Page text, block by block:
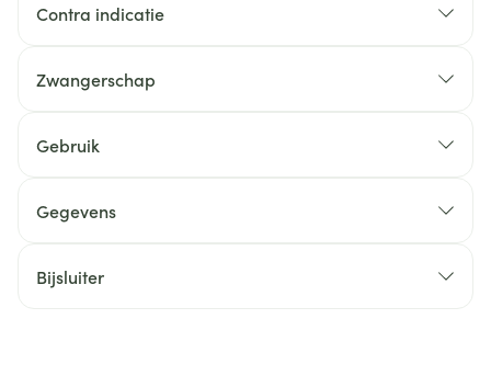
Contra indicatie
Zwangerschap
Gebruik
Gegevens
Bijsluiter